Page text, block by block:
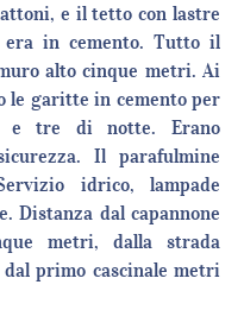
e il tetto con lastre
era in cemento. Tutto il
alto cinque metri. Ai
le garitte in cemento per
e tre di notte. Erano
Il parafulmine
idrico, lampade
Distanza dal capannone
metri, dalla strada
primo cascinale metri